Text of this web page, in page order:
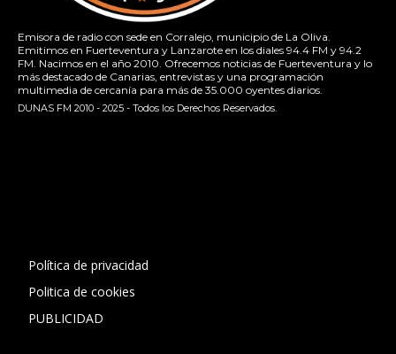
Emisora de radio con sede en Corralejo, municipio de La Oliva.
Emitimos en Fuerteventura y Lanzarote en los diales 94.4 FM y 94.2
FM. Nacimos en el año 2010. Ofrecemos noticias de Fuerteventura y lo
más destacado de Canarias, entrevistas y una programación
multimedia de cercanía para más de 35.000 oyentes diarios.
DUNAS FM 2010 - 2025 - Todos los Derechos Reservados.
Política de privacidad
Politica de cookies
PUBLICIDAD